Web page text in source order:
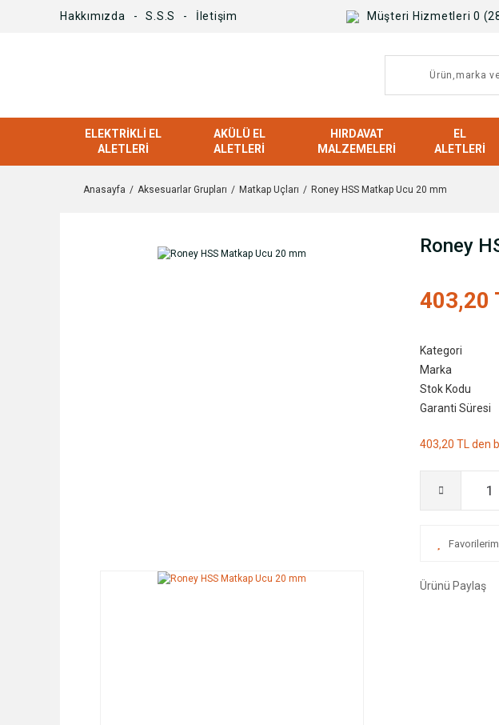
Hakkımızda S.S.S İletişim Müşteri Hizmetleri 0
ELEKTRIKLI EL
ALETLERI
AKÜLÜ EL
ALETLERI
HIRDAVAT
MALZEMELERI
EL
ALETLERI
Anasayfa Aksesuarlar Grupları Matkap Uçları Roney HSS Matkap Ucu 20 mm
Roney
403,20
Kategori
Marka
Stok Kodu
Garanti Süresi
403,20 TL den
Ürünü Paylaş